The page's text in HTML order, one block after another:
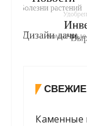
Каменные